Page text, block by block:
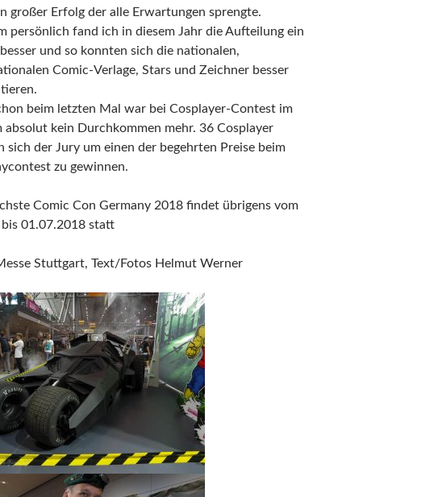
großer Erfolg der alle Erwartungen sprengte.
persönlich fand ich in diesem Jahr die Aufteilung ein
und so konnten sich die nationalen,
Comic-Verlage, Stars und Zeichner besser
beim letzten Mal war bei Cosplayer-Contest im
absolut kein Durchkommen mehr. 36 Cosplayer
sich der Jury um einen der begehrten Preise beim
zu gewinnen.
Comic Con Germany 2018 findet übrigens vom
01.07.2018 statt
Stuttgart, Text/Fotos Helmut Werner